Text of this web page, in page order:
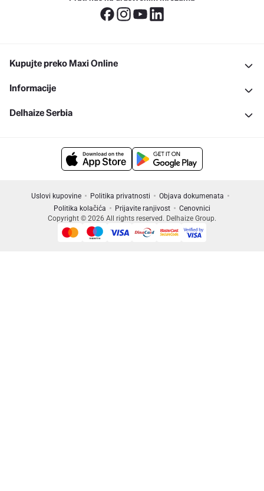
Kupujte preko Maxi Online
Informacije
Delhaize Serbia
Uslovi kupovine Politika privatnosti
Objava dokumenata
Politika kolačića
Prijavite ranjivost
Cenovnici
Copyright © 2026 All rights reserved. Delhaize Group.